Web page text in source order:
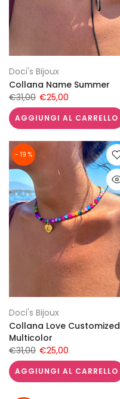
Doci's Bijoux
Collana Name Summer
€31,00 €25,00
AGGIUNGI AL CARRELLO
- 19 %
Doci's Bijoux
Collana Love Customized
Multicolor
€31,00 €25,00
AGGIUNGI AL CARRELLO